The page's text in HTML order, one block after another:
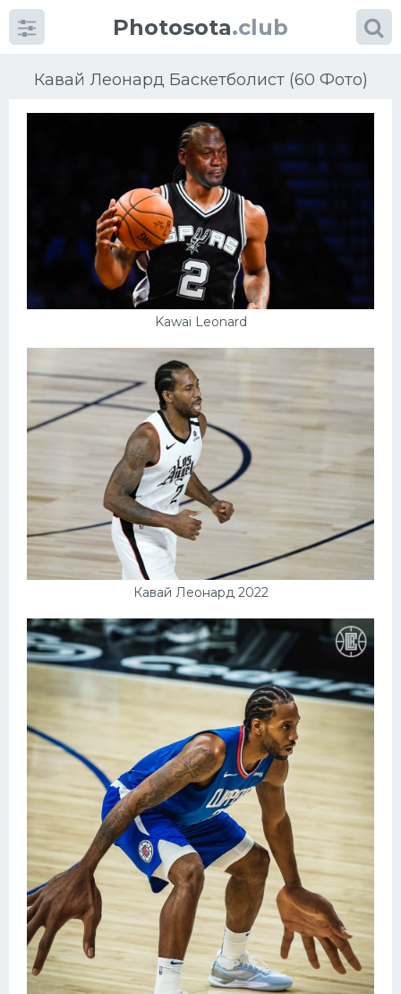
Photosota.club
Кавай Леонард Баскетболист (60 Фото)
Kawai Leonard
Кавай Леонард 2022
КатегорииФото
Еще картинки...
Хоккей
Велогонки
Конькобежный спорт
Интерьер квартиры